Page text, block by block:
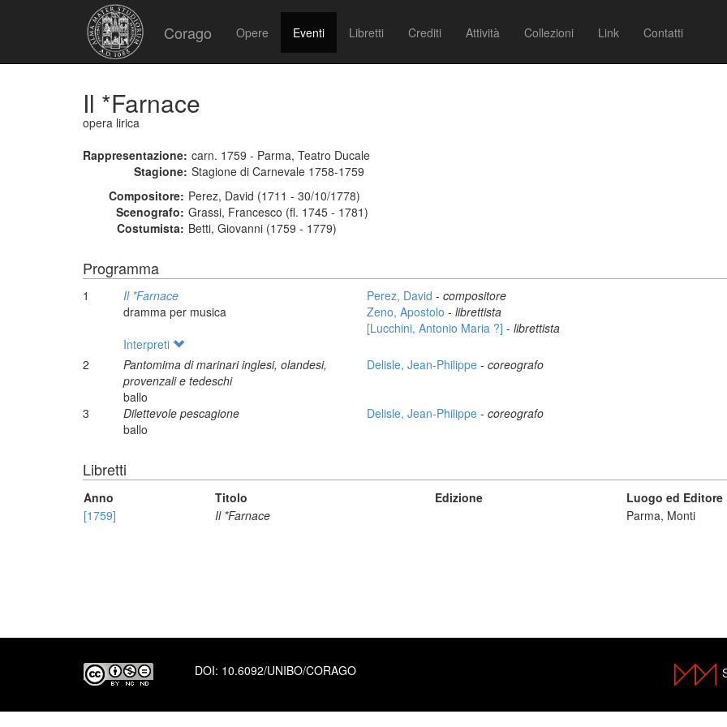
Corago Opere Eventi Libretti Crediti Attività Collezioni Link Contatti
Il *Farnace
opera lirica
Rappresentazione: carn. 1759 - Parma, Teatro Ducale
Stagione: Stagione di Carnevale 1758-1759
Compositore: Perez, David (1711 - 30/10/1778)
Scenografo: Grassi, Francesco (fl. 1745 - 1781)
Costumista: Betti, Giovanni (1759 - 1779)
Programma
1
Il *Farnace
dramma per musica
Perez, David - compositore
Zeno, Apostolo - librettista
[Lucchini, Antonio Maria ?] - librettista
Interpreti
2
Pantomima di marinari inglesi, olandesi,
provenzali e tedeschi
ballo
Delisle, Jean-Philippe - coreografo
3
Dilettevole pescagione
ballo
Delisle, Jean-Philippe - coreografo
Libretti
Anno Titolo Edizione
Luogo ed Editore
[1759]
Il *Farnace Parma, Monti
DOI: 10.6092/UNIBO/CORAGO